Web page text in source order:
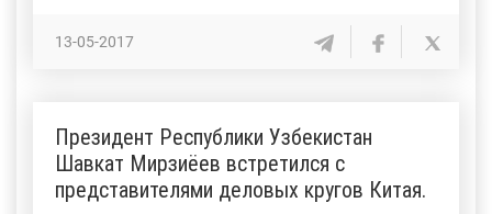
13-05-2017
Президент Республики Узбекистан
Шавкат Мирзиёев встретился с
представителями деловых кругов Китая.